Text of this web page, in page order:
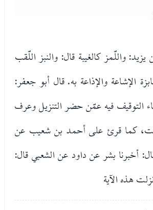
واللّمز كالغيبة قال: والنبز اللّقب
الإشاعة والإذاعة به. قال أبو جعفر:
التوقيف فيه عمّن حضر التنزيل وعرف
كما قرئ على أحمد بن شعيب عن
أخبرنا بشر عن داود عن الشعبي قال:
هذه الآية